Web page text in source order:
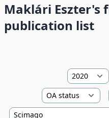
Maklári Eszter's
publication list